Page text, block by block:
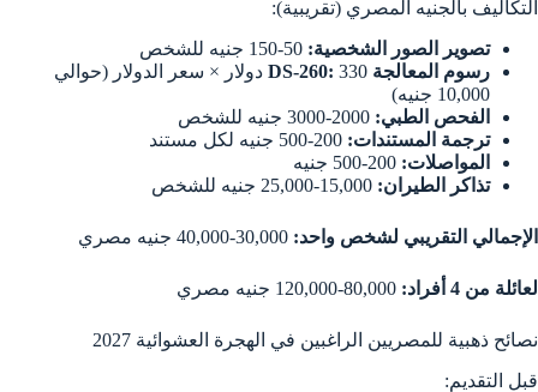
التكاليف بالجنيه المصري (تقريبية):
تصوير الصور الشخصية:
رسوم المعالجة DS-260:
330 دولار × سعر الدولار (حوالي
10,000 جنيه)
الفحص الطبي:
ترجمة المستندات:
المواصلات:
تذاكر الطيران:
الإجمالي التقريبي لشخص واحد:
لعائلة من 4 أفراد:
نصائح ذهبية للمصريين الراغبين في الهجرة العشوائية 2027
قبل التقديم: